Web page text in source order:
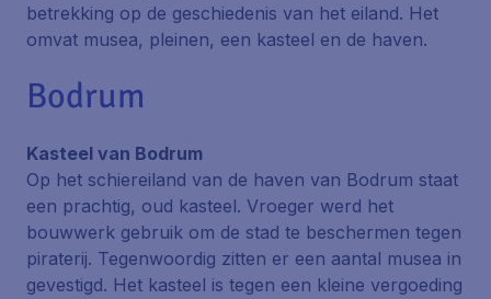
betrekking op de geschiedenis van het eiland. Het
omvat musea, pleinen, een kasteel en de haven.
Bodrum
Kasteel van Bodrum
Op het schiereiland van de haven van Bodrum staat
een prachtig, oud kasteel. Vroeger werd het
bouwwerk gebruik om de stad te beschermen tegen
piraterij. Tegenwoordig zitten er een aantal musea in
gevestigd. Het kasteel is tegen een kleine vergoeding